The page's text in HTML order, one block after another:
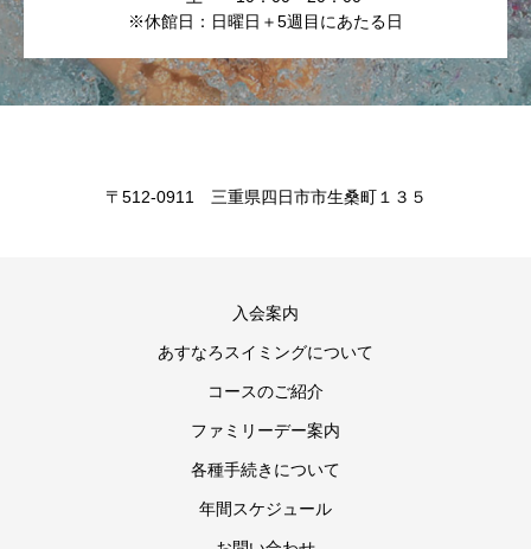
※休館日：日曜日＋5週目にあたる日
〒512-0911 三重県四日市市生桑町１３５
入会案内
あすなろスイミングについて
コースのご紹介
ファミリーデー案内
各種手続きについて
年間スケジュール